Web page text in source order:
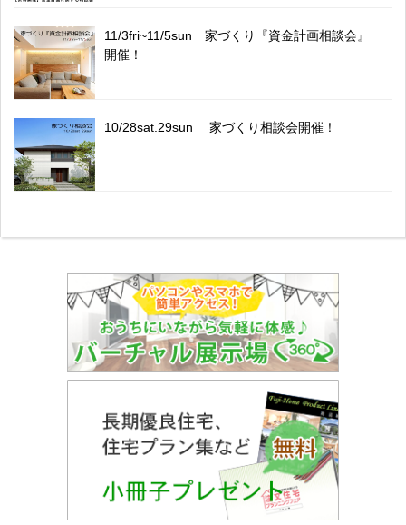
11/3fri~11/5sun 家づくり『資金計画相談会』
開催！
10/28sat.29sun 家づくり相談会開催！